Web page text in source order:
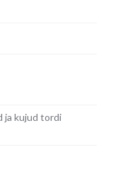
ja kujud tordi